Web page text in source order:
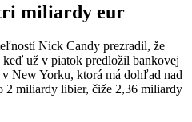
miliardy eur
Nick Candy prezradil, že
už v piatok predložil bankovej
New Yorku, ktorá má dohľad nad
2 miliardy libier, čiže 2,36 miliardy